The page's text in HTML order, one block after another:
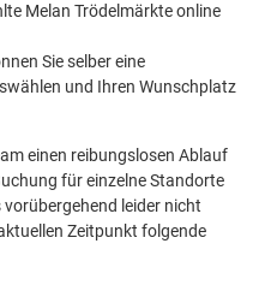
Melan Trödelmärkte online
Sie selber eine
und Ihren Wunschplatz
einen reibungslosen Ablauf
für einzelne Standorte
leider nicht
Zeitpunkt folgende